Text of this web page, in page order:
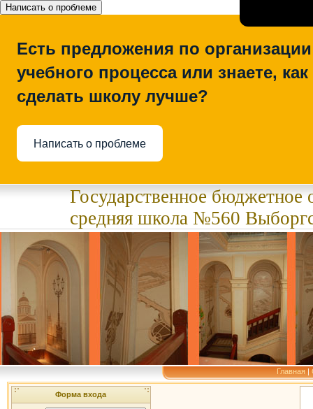
Написать о проблеме
Есть предложения по организации
учебного процесса или знаете, как
сделать школу лучше?
Написать о проблеме
Государственное бюджетное
средняя школа №560
Главная |
Форма входа